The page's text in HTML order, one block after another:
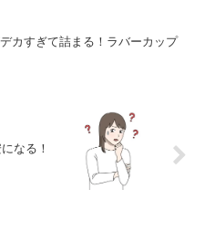
カすぎて詰まる！ラバーカップ
なる！